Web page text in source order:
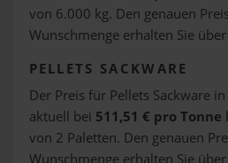
von 6.000 kg. Den genauen
Wunschmenge erhalten Sie
PELLETS SACKWARE
Der Preis für Pellets Sackware
aktuell bei 511,51 € pro Tonne
von 2 Paletten. Den genauen
Wunschmenge erhalten Sie